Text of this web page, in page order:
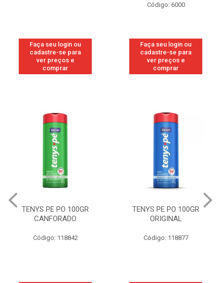
Faça seu login ou
cadastre-se para
ver preços e
comprar
Código: 6000
Faça seu login ou
cadastre-se para
ver preços e
comprar
TENYS PE PO 100GR
CANFORADO
Código: 118842
TENYS PE PO 100GR
ORIGINAL
Código: 118877